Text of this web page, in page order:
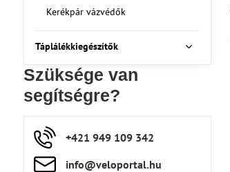
Kerékpár vázvédők
Táplálékkiegészítők
Szüksége van
segítségre?
+421 949 109 342
info​​@veloportal​.hu